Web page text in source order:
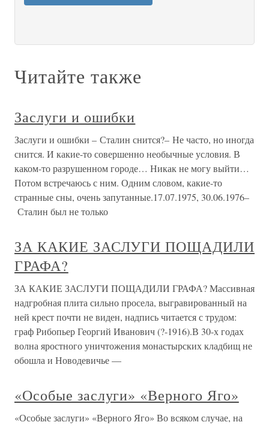
Читайте также
Заслуги и ошибки
Заслуги и ошибки – Сталин снится?– Не часто, но иногда
снится. И какие-то совершенно необычные условия. В
каком-то разрушенном городе… Никак не могу выйти…
Потом встречаюсь с ним. Одним словом, какие-то
странные сны, очень запутанные.17.07.1975, 30.06.1976–
Сталин был не только
ЗА КАКИЕ ЗАСЛУГИ ПОЩАДИЛИ
ГРАФА?
ЗА КАКИЕ ЗАСЛУГИ ПОЩАДИЛИ ГРАФА? Массивная
надгробная плита сильно просела, выгравированный на
ней крест почти не виден, надпись читается с трудом:
граф Рибопьер Георгий Иванович (?-1916).В 30-х годах
волна яростного уничтожения монастырских кладбищ не
обошла и Новодевичье —
«Особые заслуги» «Верного Яго»
«Особые заслуги» «Верного Яго» Во всяком случае, на